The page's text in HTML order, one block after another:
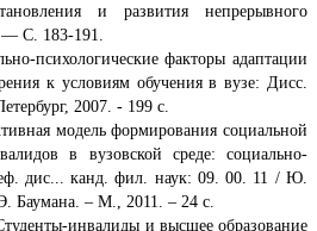
и развития непрерывного
С. 183-191.
психологические факторы адаптации
к условиям обучения в вузе: Дисс.
2007. - 199 с.
модель формирования социальной
в вузовской среде: социально-
дис... канд. фил. наук: 09. 00. 11 / Ю.
– М., 2011. – 24 с.
инвалиды и высшее образование